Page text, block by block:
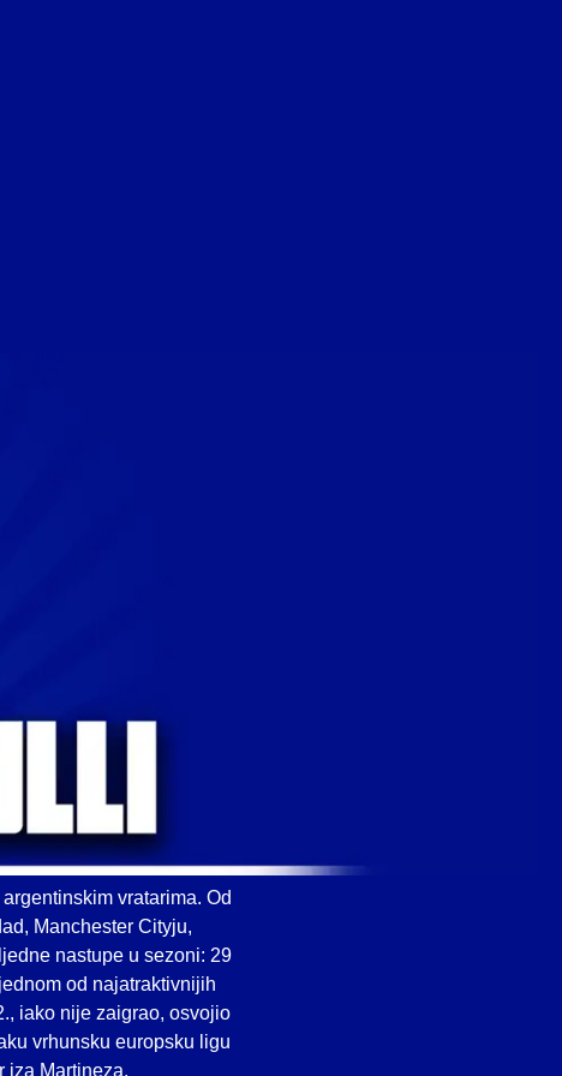
vratarima. Od
Manchester Cityju,
nastupe u sezoni: 29
od najatraktivnijih
iako nije zaigrao, osvojio
vrhunsku europsku ligu
iza Martineza.